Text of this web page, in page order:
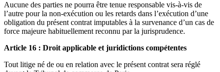
Aucune des parties ne pourra être tenue responsable vis-à-vis de
l’autre pour la non-exécution ou les retards dans l’exécution d’une
obligation du présent contrat imputables à la survenance d’un cas de
force majeure habituellement reconnu par la jurisprudence.
Article 16 : Droit applicable et juridictions compétentes
Tout litige né de ou en relation avec le présent contrat sera réglé